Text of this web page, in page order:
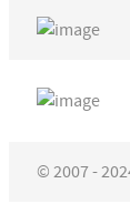
© 2007 -